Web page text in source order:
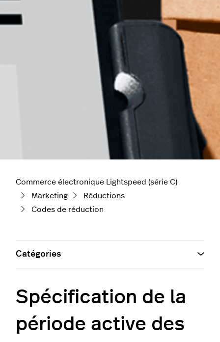
Commerce électronique Lightspeed (série C)
Marketing
Réductions
Codes de réduction
Spécification de la
période active des
Catégories